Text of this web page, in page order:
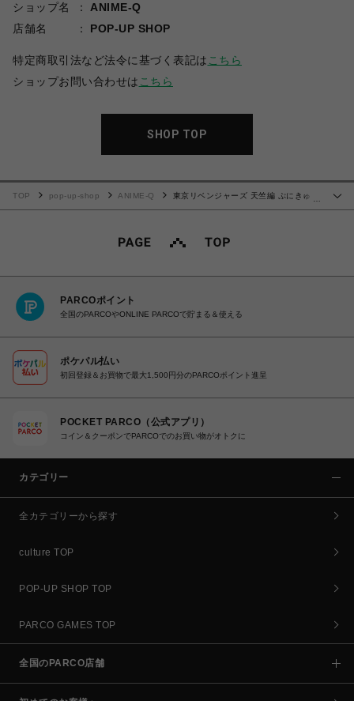
ショップ名
ANIME-Q
店舗名
POP-UP SHOP
特定商取引法など法令に基づく表記は こちら
ショップお問い合わせは こちら
SHOP TOP
TOP pop-up-shop ANIME-Q
東京リベンジャーズ 天竺編 ぷにきゅ～
PARCOポイント
全国のPARCOやONLINE PARCOで貯まる＆使える
ポケパル払い
初回登録＆お買物で最大1,500円分のPARCOポイント進呈
POCKET PARCO（公式アプリ）
コイン＆クーポンでPARCOでのお買い物がオトクに
カテゴリー
全カテゴリーから探す
culture TOP
POP-UP SHOP TOP
PARCO GAMES TOP
全国のPARCO店舗